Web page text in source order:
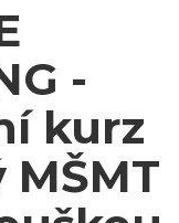
-
kurz